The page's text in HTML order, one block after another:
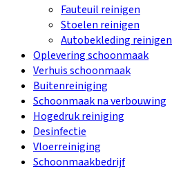
Fauteuil reinigen
Stoelen reinigen
Autobekleding reinigen
Oplevering schoonmaak
Verhuis schoonmaak
Buitenreiniging
Schoonmaak na verbouwing
Hogedruk reiniging
Desinfectie
Vloerreiniging
Schoonmaakbedrijf